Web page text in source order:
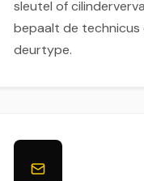
sleutel of
bepaalt de
deurtype.